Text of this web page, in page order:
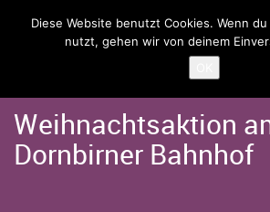
Angebote Mobile Jugendarbeit
Weihnachtsaktion
Dornbirner Bahnhof
Diese Website benutzt Cookies. Wenn
nutzt, gehen wir von deinem